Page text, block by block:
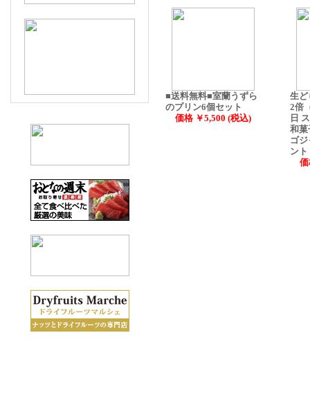
■送料無料■室蘭うずら
のプリン6個セット
価格 ￥5,500 (税込)
生ど
2倍
日
和菓
ゴ
ン
価